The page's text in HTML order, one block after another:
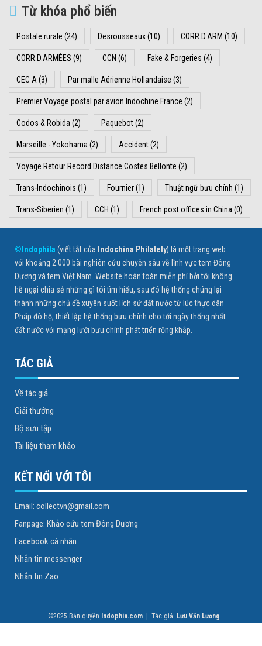
Từ khóa phổ biến
Postale rurale (24) Desrousseaux(10) CORR.D.ARM (10)
CORR.D.ARMÉES (9) CCN (6) Fake & Forgeries (4)
CEC A (3) Par malle Aérienne Hollandaise (3)
Premier Voyage postal par avion Indochine France (2)
Codos & Robida (2) Paquebot(2)
Marseille - Yokohama (2) Accident(2)
Voyage Retour Record Distance Costes Bellonte (2)
Trans-Indochinois (1) Fournier(1) Thuật ngữ bưu chính (1)
Trans-Siberien (1) CCH (1) French post offices in China (0)
©Indophila (viết tắt của Indochina Philately) là một trang web
với khoảng 2.000 bài nghiên cứu chuyên sâu về lĩnh vực tem Đông
Dương và tem Việt Nam. Website hoàn toàn miễn phí bởi tôi không
hề ngại chia sẻ những gì tôi tìm hiểu, sau đó hệ thống chúng lại
thành những chủ đề xuyên suốt lịch sử đất nước từ lúc thực dân
Pháp đô hộ, thiết lập hệ thống bưu chính cho tới ngày thống nhất
đất nước với mạng lưới bưu chính phát triển rộng khắp.
TÁC GIẢ
Về tác giả
Giải thưởng
Bộ sưu tập
Tài liệu tham khảo
KẾT NỐI VỚI TÔI
Email: collectvn@gmail.com
Fanpage: Khảo cứu tem Đông Dương
Facebook cá nhân
Nhắn tin messenger
Nhắn tin Zao
©2025 Bản quyền Indophia.com | Tác giả: Lưu Văn Lương